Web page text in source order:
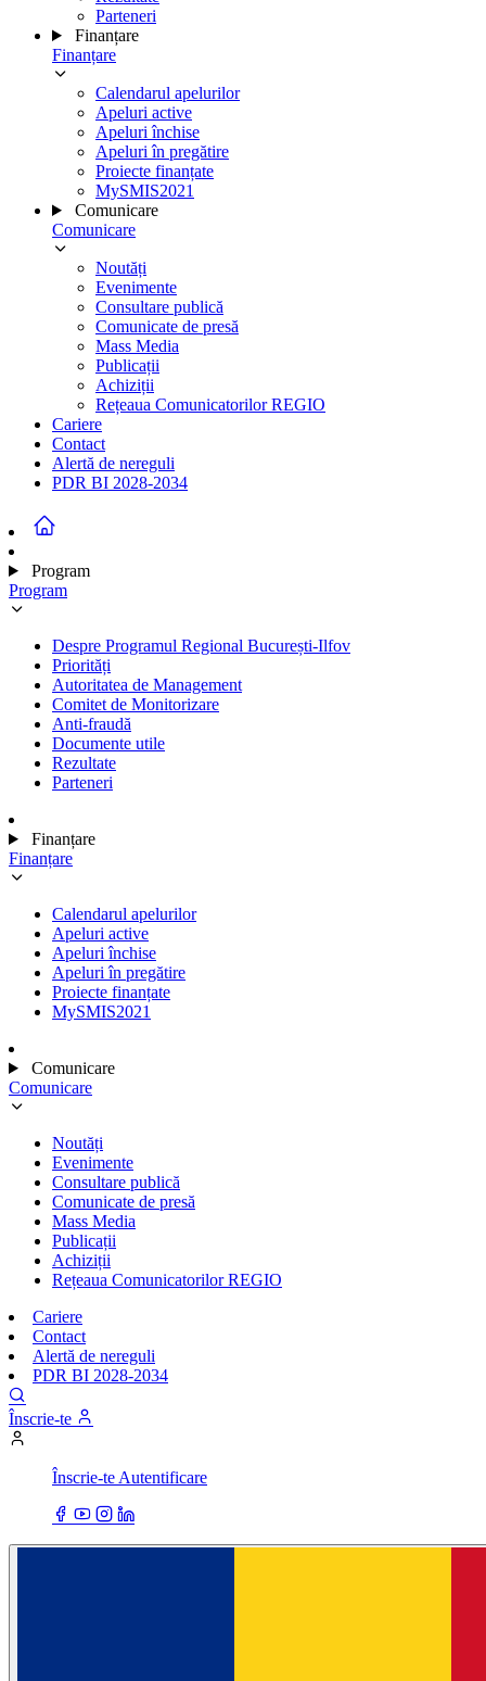
Parteneri
Finanțare
Finanțare
Calendarul apelurilor
Apeluri active
Apeluri închise
Apeluri în pregătire
Proiecte finanțate
MySMIS2021
Comunicare
Comunicare
Noutăți
Evenimente
Consultare publică
Comunicate de presă
Mass Media
Publicații
Achiziții
Rețeaua Comunicatorilor REGIO
Cariere
Contact
Alertă de nereguli
PDR BI 2028-2034
Program
Program
Despre Programul Regional București-Ilfov
Priorități
Autoritatea de Management
Comitet de Monitorizare
Anti-fraudă
Documente utile
Rezultate
Parteneri
Finanțare
Finanțare
Calendarul apelurilor
Apeluri active
Apeluri închise
Apeluri în pregătire
Proiecte finanțate
MySMIS2021
Comunicare
Comunicare
Noutăți
Evenimente
Consultare publică
Comunicate de presă
Mass Media
Publicații
Achiziții
Rețeaua Comunicatorilor REGIO
Cariere
Contact
Alertă de nereguli
PDR BI 2028-2034
Înscrie-te
Înscrie-te Autentificare